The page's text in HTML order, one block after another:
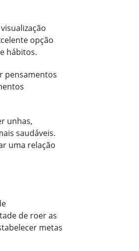
opção
hábitos.
pensamentos
unhas,
saudáveis.
uma relação
de roer as
metas